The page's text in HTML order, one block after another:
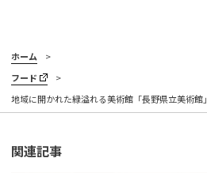
ホーム
フード
地域に開かれた緑溢れる美術館「長野県立美術館」
関連記事